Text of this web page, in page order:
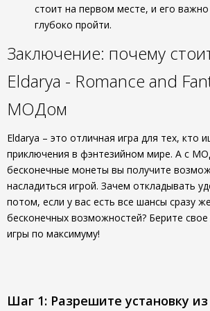
стоит на первом месте, и его
глубоко пройти.
Заключение: почему
Eldarya - Romance and
МОДом
Eldarya – это отличная игра для тех, кто
приключения в фэнтезийном мире. А с
бесконечные монеты вы получите
насладиться игрой. Зачем откладывать
потом, если у вас есть все шансы сразу
бесконечных возможностей? Берите
игры по максимуму!
Шаг 1: Разрешите установку из